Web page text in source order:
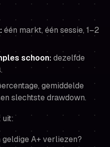
één markt, één sessie, 1–2
schoon:dezelfde
gemiddelde
slechtste drawdown.
uit:
A+ verliezen?